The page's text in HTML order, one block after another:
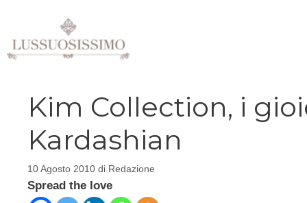
contenuto
Kim Collection, i
Kardashian
10 Agosto 2010 di Redazione
Spread the love